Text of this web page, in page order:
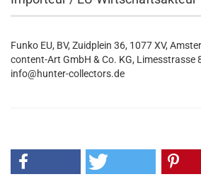
Funko EU, BV, Zuidplein 36, 1077 XV,
content-Art GmbH & Co. KG, Limesstrasse
info@hunter-collectors.de